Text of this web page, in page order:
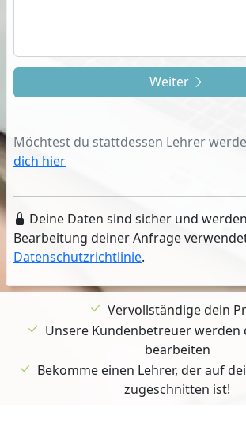
Weiter
Möchtest du stattdessen Lehrer
dich hier
Deine Daten sind sicher und
Bearbeitung deiner Anfrage
Datenschutzrichtlinie.
Vervollständige dein
Unsere Kundenbetreuer werden
bearbeiten
Bekomme einen Lehrer, der auf
zugeschnitten ist!